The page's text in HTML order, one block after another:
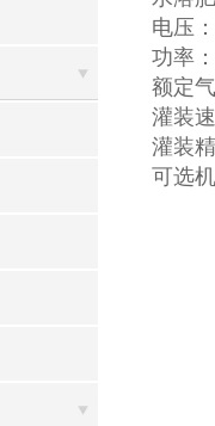
电压
功率
额定
灌装
灌装
可选